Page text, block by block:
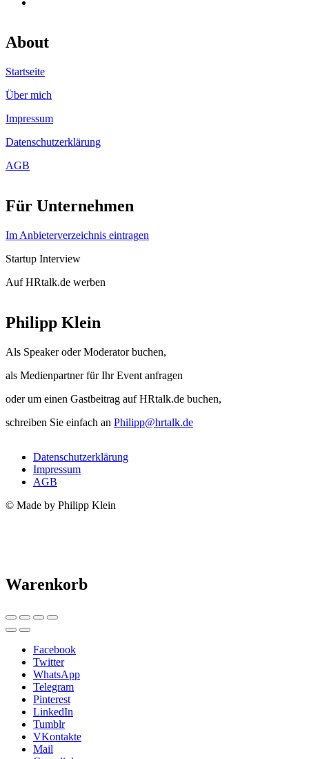
About
Startseite
Über mich
Impressum
Datenschutzerklärung
AGB
Für Unternehmen
Im Anbieterverzeichnis eintragen
Startup Interview
Auf HRtalk.de werben
Philipp Klein
Als Speaker oder Moderator buchen,
als Medienpartner für Ihr Event anfragen
oder um einen Gastbeitrag auf HRtalk.de buchen,
schreiben Sie einfach an Philipp@hrtalk.de
Datenschutzerklärung
Impressum
AGB
© Made by Philipp Klein
Warenkorb
Facebook
Twitter
WhatsApp
Telegram
Pinterest
LinkedIn
Tumblr
VKontakte
Mail